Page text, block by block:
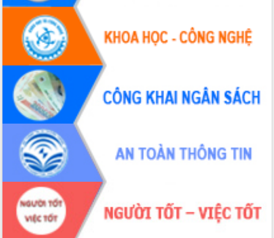
Giai đoạn 2026-2030, Đắk Lắk phấn
đấu có 77% xã đạt chuẩn nông thôn
mới
Chuyển đổi số 'mở đường' cho nông
nghiệp Đắk Lắk tăng trưởng bứt phá
Triển khai đồng bộ đo đạc, lập hồ sơ
địa chính, hoàn thiện cơ sở dữ liệu đất
đai
Ứng dụng sinh trắc học - Bước tiến
trong hành trình chuyển đổi số tại Đắk
Lắk
Đắk Lắk nâng cao hiệu quả công tác
Đảng từ Sổ tay đảng viên điện tử
Đắk Lắk đẩy mạnh nuôi biển công
nghệ, hướng tới phát triển thủy sản
bền vững
Tập huấn nâng cao năng lực triển khai
chuyển đổi số cho cán bộ, công chức